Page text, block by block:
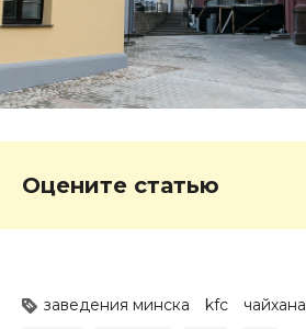
Оцените статью
заведения минска kfc чайхана